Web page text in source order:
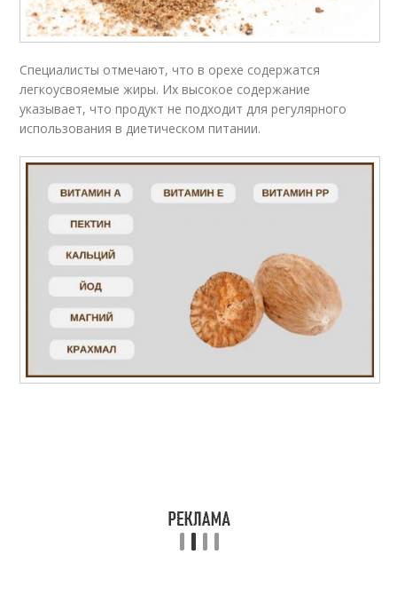
Специалисты отмечают, что в орехе содержатся
легкоусвояемые жиры. Их высокое содержание
указывает, что продукт не подходит для регулярного
использования в диетическом питании.